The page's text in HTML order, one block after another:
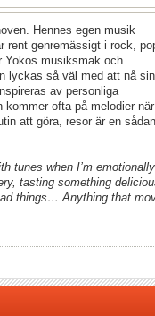
Hennes egen musik
rent genremässigt i rock,
musiksmak och
lyckas så väl med att nå
av personliga
kommer ofta på melodier när
att göra, resor är en sådan
tunes when I’m emotionally
tasting something
things… Anything that